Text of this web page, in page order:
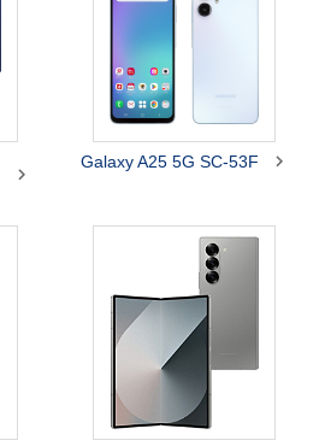

Galaxy A25 5G SC-53F 